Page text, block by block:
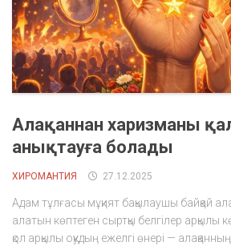
Алақаннан харизманы
анықтауға болады
ХИРОМАНТИЯ 27.12.2025
Адам тұлғасы мұқият бақылаушы байқай
алатын көптеген сыртқы белгілер арқылы
қол арқылы оқудың ежелгі өнері —